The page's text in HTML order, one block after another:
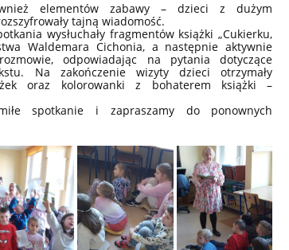
elementów zabawy – dzieci z dużym
tajną wiadomość.
wysłuchały fragmentów książki „Cukierku,
Waldemara Cichonia, a następnie aktywnie
odpowiadając na pytania dotyczące
Na zakończenie wizyty dzieci otrzymały
oraz kolorowanki z bohaterem książki –
spotkanie i zapraszamy do ponownych